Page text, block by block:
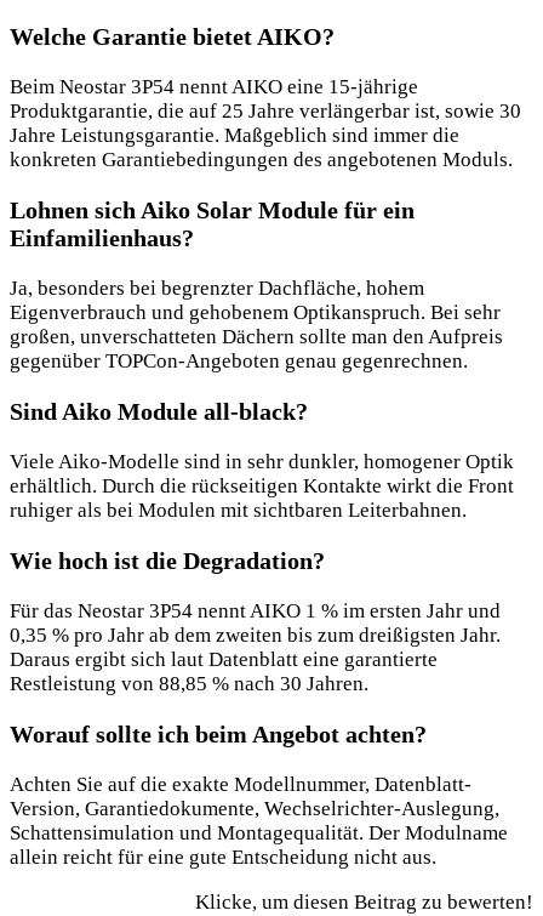
Welche Garantie bietet AIKO?
Beim Neostar 3P54 nennt AIKO eine 15-jährige
Produktgarantie, die auf 25 Jahre verlängerbar ist, sowie 30
Jahre Leistungsgarantie. Maßgeblich sind immer die
konkreten Garantiebedingungen des angebotenen Moduls.
Lohnen sich Aiko Solar Module für ein
Einfamilienhaus?
Ja, besonders bei begrenzter Dachfläche, hohem
Eigenverbrauch und gehobenem Optikanspruch. Bei sehr
großen, unverschatteten Dächern sollte man den Aufpreis
gegenüber TOPCon-Angeboten genau gegenrechnen.
Sind Aiko Module all-black?
Viele Aiko-Modelle sind in sehr dunkler, homogener Optik
erhältlich. Durch die rückseitigen Kontakte wirkt die Front
ruhiger als bei Modulen mit sichtbaren Leiterbahnen.
Wie hoch ist die Degradation?
Für das Neostar 3P54 nennt AIKO 1 % im ersten Jahr und
0,35 % pro Jahr ab dem zweiten bis zum dreißigsten Jahr.
Daraus ergibt sich laut Datenblatt eine garantierte
Restleistung von 88,85 % nach 30 Jahren.
Worauf sollte ich beim Angebot achten?
Achten Sie auf die exakte Modellnummer, Datenblatt-
Version, Garantiedokumente, Wechselrichter-Auslegung,
Schattensimulation und Montagequalität. Der Modulname
allein reicht für eine gute Entscheidung nicht aus.
Klicke, um diesen Beitrag zu bewerten!